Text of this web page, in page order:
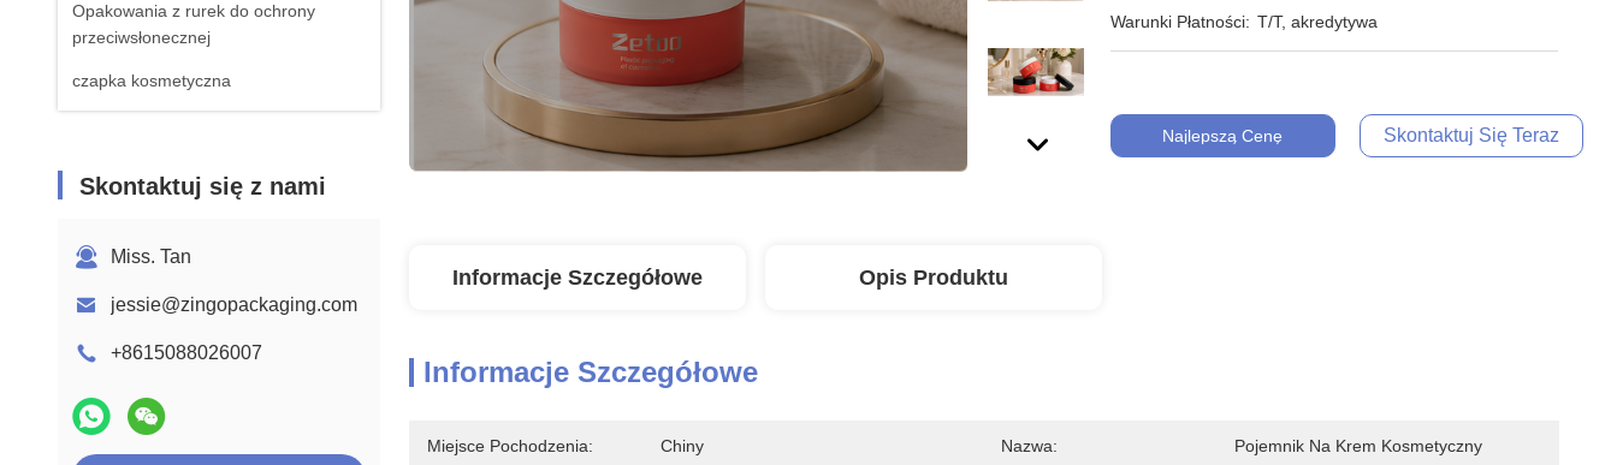
Opakowania z rurek do ochrony
przeciwsłonecznej
czapka kosmetyczna
Skontaktuj się z nami
Miss. Tan
jessie@zingopackaging.com
+8615088026007
Warunki Płatności: T/T, akredytywa
Najlepszą Cenę Skontaktuj Się Teraz
Informacje Szczegółowe Opis Produktu
Informacje Szczegółowe
Miejsce Pochodzenia: Chiny Nazwa: Pojemnik Na Krem ​​kosmetyczny